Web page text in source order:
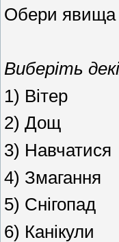
Обери явища
Виберіть
1) Вітер
2) Дощ
3) Навчатися
4) Змагання
5) Снігопад
6) Канікули